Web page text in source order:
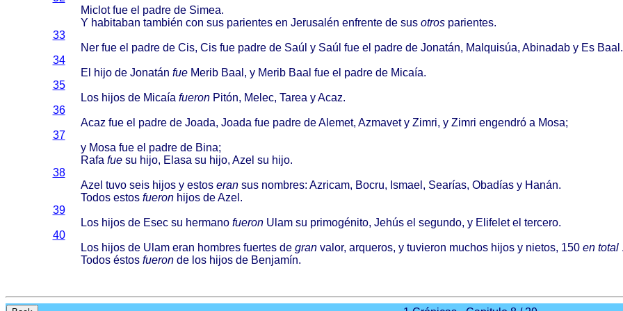
Miclotfue el padrede Simea.
Y habitaban también con sus parientesen Jerusalén enfrentede sus otros parientes.
33
Ner fue el padrede Cis, Cis fue padrede Saúl y Saúl fue el padrede Jonatán, Malquisúa, Abinadaby Es Baal .
34
El
hijode Jonatán fue Merib Baal , y Merib Baal fue el padrede Micaía.
35
Los hijosde Micaía fueron Pitón, Melec, Tarea yAcaz.
36
Acaz fue el padrede Joada, Joada fue padredeAlemet, Azmavety Zimri, y Zimri engendróa Mosa;
37
y Mosa fue el padrede Bina;
Rafa fuesu hijo, Elasa su hijo, Azel su hijo.
38
Azel tuvo seis hijosy estos eransus nombres: Azricam, Bocru, Ismael , Searías, Obadíasy Hanán.
Todos estos fueron hijosdeAzel .
39
Los hijosde Esecsu hermano fueron Ulamsu primogénito, Jehúsel segundo, y Elifeletel tercero.
40
Los hijosde Ulam eran hombres fuertesde gran valor, arqueros, y tuvieron muchos hijosy nietos, 150 en total
Todos éstos fueronde los hijosde Benjamín.